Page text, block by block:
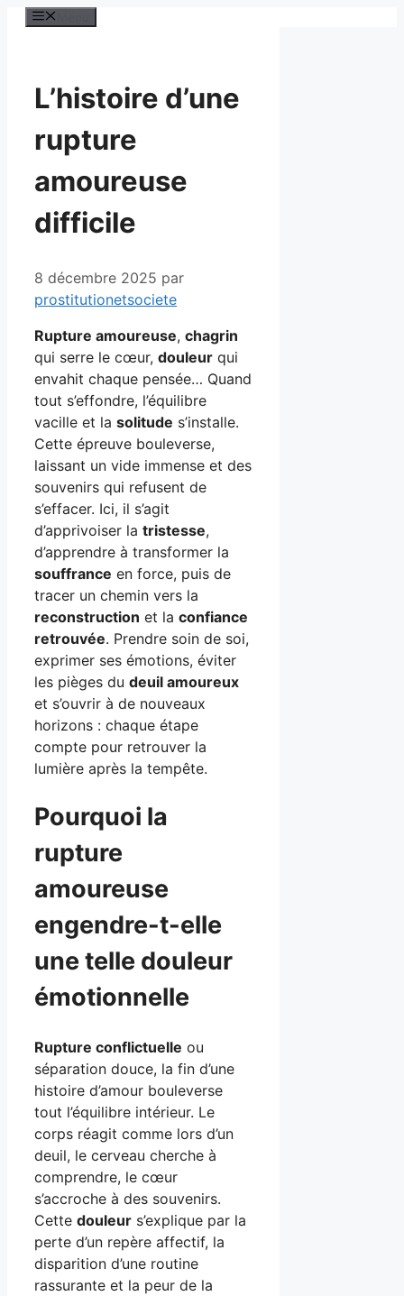
Aller
L’histoire d’une
rupture
amoureuse
difficile
8 décembre 2025 par
prostitutionetsociete
Rupture amoureuse, chagrin
qui serre le cœur, douleur qui
envahit chaque pensée… Quand
tout s’effondre, l’équilibre
vacille et la solitude s’installe.
Cette épreuve bouleverse,
laissant un vide immense et des
souvenirs qui refusent de
s’effacer. Ici, il s’agit
d’apprivoiser la tristesse,
d’apprendre à transformer la
souffrance en force, puis de
tracer un chemin vers la
reconstruction et la confiance
retrouvée. Prendre soin de soi,
exprimer ses émotions, éviter
les pièges du deuil amoureux
et s’ouvrir à de nouveaux
horizons : chaque étape
compte pour retrouver la
lumière après la tempête.
Pourquoi la
rupture
amoureuse
engendre-t-elle
une telle douleur
émotionnelle
Rupture conflictuelle ou
séparation douce, la fin d’une
histoire d’amour bouleverse
tout l’équilibre intérieur. Le
corps réagit comme lors d’un
deuil, le cerveau cherche à
comprendre, le cœur
s’accroche à des souvenirs.
Cette douleur s’explique par la
perte d’un repère affectif, la
disparition d’une routine
rassurante et la peur de la